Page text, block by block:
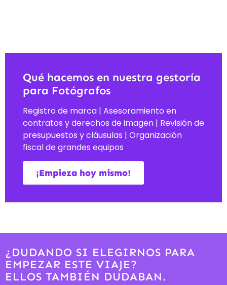
Qué hacemos en nuestra gestoría
para Fotógrafos
Registro de marca | Asesoramiento en
contratos y derechos de imagen | Revisión de
presupuestos y cláusulas | Organización
fiscal de grandes equipos
¡Empieza hoy mismo!
¿DUDANDO SI ELEGIRNOS PARA
EMPEZAR ESTE VIAJE?
ELLOS TAMBIÉN DUDABAN.